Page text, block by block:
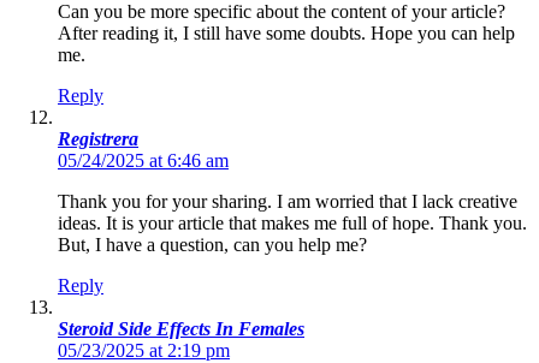
Can you be more specific about the content of your article?
After reading it, I still have some doubts. Hope you can help
me.
Reply
Registrera
05/24/2025 at 6:46 am
Thank you for your sharing. I am worried that I lack creative
ideas. It is your article that makes me full of hope. Thank you.
But, I have a question, can you help me?
Reply
Steroid Side Effects In Females
05/23/2025 at 2:19 pm